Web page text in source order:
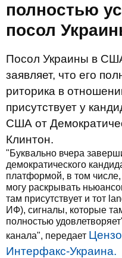
полностью
посол
Посол Украины в
заявляет, что его
риторика в
присутствует у
США от
Клинтон.
"Буквально вчера
демократического
платформой, в том
могу раскрывать
там присутствует и тот
ИФ), сигналы, которые
полностью
канала", передает
Интерфакс-Украина.